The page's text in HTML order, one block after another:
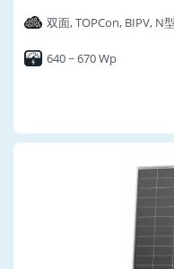
双面, TOPCon, BIPV, N型
640 ~ 670 Wp